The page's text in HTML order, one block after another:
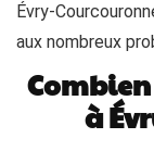
Évry-
aux nombreux
à